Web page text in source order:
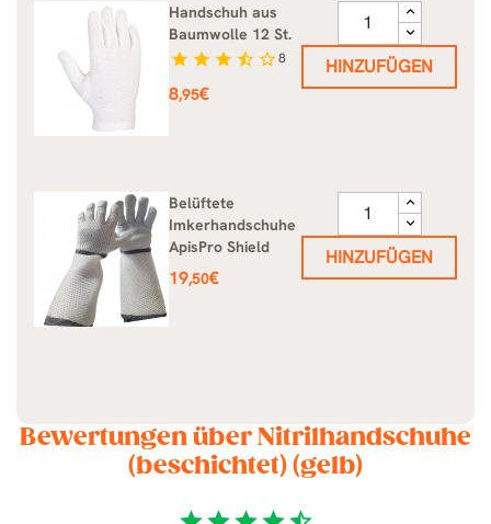
Handschuh aus
Baumwolle 12 St.
star star star star_half star_border8
Preis
8,95€
HINZUFÜGEN
Belüftete
Imkerhandschuhe
ApisPro Shield
Preis
19,50€
HINZUFÜGEN
Bewertungen über Nitrilhandschuhe
(beschichtet) (gelb)